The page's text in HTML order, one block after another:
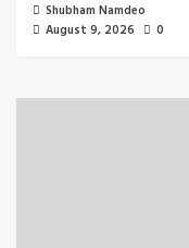
Shubham Namdeo
August 9, 2026
0